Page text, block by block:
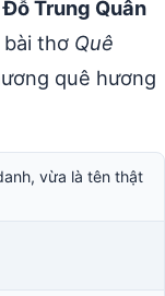
Đỗ Trung Quân
thơ Quê
quê hương
vừa là tên thật